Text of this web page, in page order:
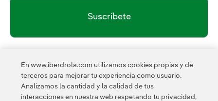
Suscríbete
Newsletter
Enlace externo, se abre en ventana nueva.
Esta página está protegida por reCAPTCHA y se aplican la
Política de privacidad y los Términos de servicio
de
En www.iberdrola.com utilizamos cookies propias y de
terceros para mejorar tu experiencia como usuario.
Analizamos la cantidad y la calidad de tus
interacciones en nuestra web respetando tu privacidad,